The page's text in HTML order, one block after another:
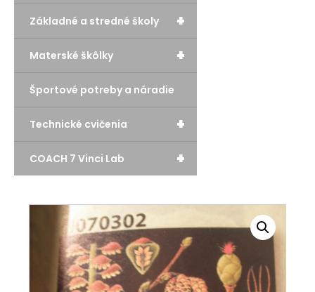
+
Základné a stredné školy
+
Materské škôlky
Športové potreby a náradie
+
Technické cvičenia
+
COACH 7 Vinci Lab